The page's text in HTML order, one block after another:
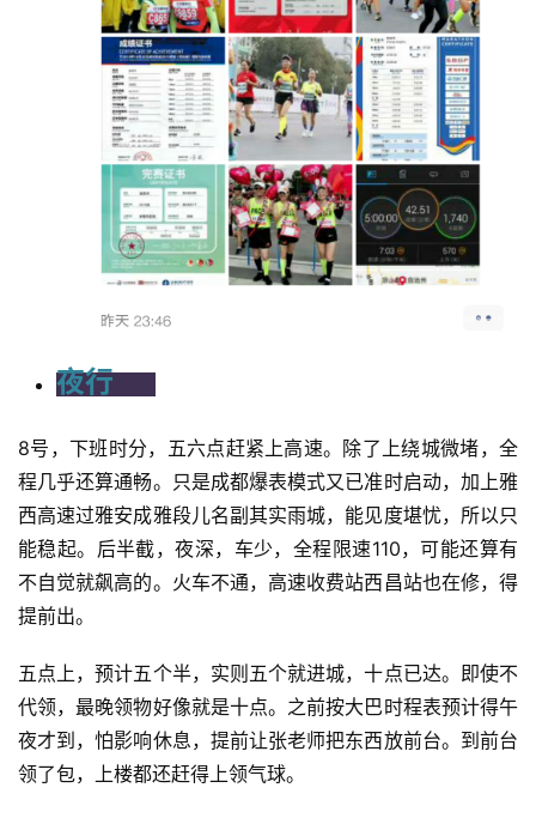
夜行
8号，下班时分，五六点赶紧上高速。除了上绕城微堵，全
程几乎还算通畅。只是成都爆表模式又已准时启动，加上雅
西高速过雅安成雅段儿名副其实雨城，能见度堪忧，所以只
能稳起。后半截，夜深，车少，全程限速110，可能还算有
不自觉就飙高的。火车不通，高速收费站西昌站也在修，得
提前出。
五点上，预计五个半，实则五个就进城，十点已达。即使不
代领，最晚领物好像就是十点。之前按大巴时程表预计得午
夜才到，怕影响休息，提前让张老师把东西放前台。到前台
领了包，上楼都还赶得上领气球。